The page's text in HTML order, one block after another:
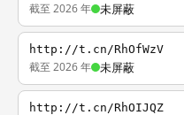
截至 2026 年 未屏蔽
http://t.cn/RhOfWzV
截至 2026 年 未屏蔽
http://t.cn/RhOIJQZ